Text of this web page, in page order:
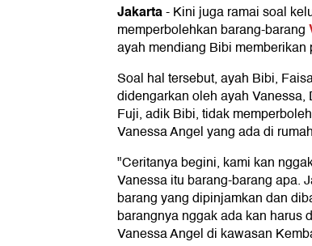
Jakarta-Kini juga ramai soal
memperbolehkan barang-barang
ayah mendiang Bibi memberikan
Soal hal tersebut, ayah Bibi,
didengarkan oleh ayah
Fuji, adik Bibi, tidak
Vanessa Angel yang ada di
"Ceritanya begini, kami kan
Vanessa itu barang-barang apa.
barang yang dipinjamkan dan
barangnya nggak ada kan harus
Vanessa Angel di kawasan